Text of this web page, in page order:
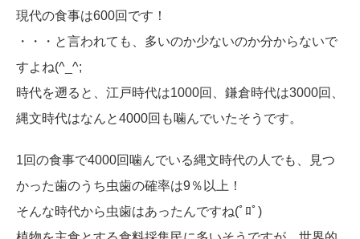
現代の食事は600回です！
・・・と言われても、多いのか少ないのか分からないで
すよね(^_^;
時代を遡ると、江戸時代は1000回、鎌倉時代は3000回、
縄文時代はなんと4000回も噛んでいたそうです。
1回の食事で4000回噛んでいる縄文時代の人でも、見つ
かった歯のうち虫歯の確率は9％以上！
そんな時代から虫歯はあったんですね(ﾟﾛﾟ)